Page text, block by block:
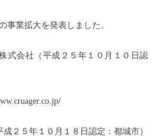
業拡大を発表しました。
会社（平成２５年１０月１０日認
５年１０月１８日認定：都城市）